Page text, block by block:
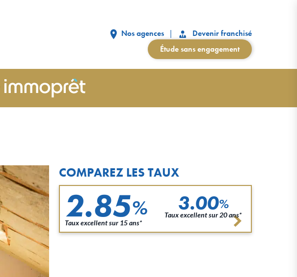
Nos agences
Devenir franchisé
Étude sans engagement
COMPAREZ LES TAUX
2.85%
Taux excellent sur 15 ans*
3.00%
Taux excellent sur 20 ans*